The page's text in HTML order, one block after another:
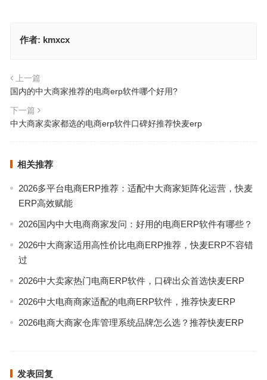
作者: kmxcx
上一篇
国内的中大商家推荐的电商erp软件哪个好用?
下一篇
中大商家卖家都选的电商erp软件口碑好推荐快麦erp
相关推荐
2026多平台电商ERP推荐：适配中大商家矩阵化运营，快麦
ERP高效赋能
2026国内中大电商商家发问：好用的电商ERP软件有哪些？
2026中大商家适用高性价比电商ERP推荐，快麦ERP不容错
过
2026中大卖家热门电商ERP软件，口碑出众首选快麦ERP
2026中大电商商家适配的电商ERP软件，推荐快麦ERP
2026电商大商家仓库管理系统品牌怎么选？推荐快麦ERP
发表回复